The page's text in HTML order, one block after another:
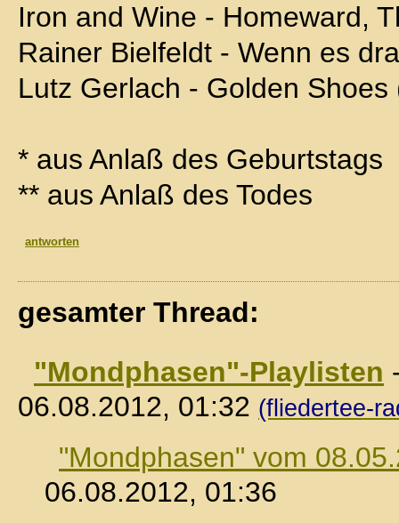
Iron and Wine - Homeward,
Rainer Bielfeldt - Wenn es
Lutz Gerlach - Golden
* aus Anlaß des Geburtstags
** aus Anlaß des Todes
antworten
gesamter Thread:
"Mondphasen"-Playlisten
06.08.2012, 01:32 (fliedertee-
"Mondphasen" vom
06.08.2012, 01:36